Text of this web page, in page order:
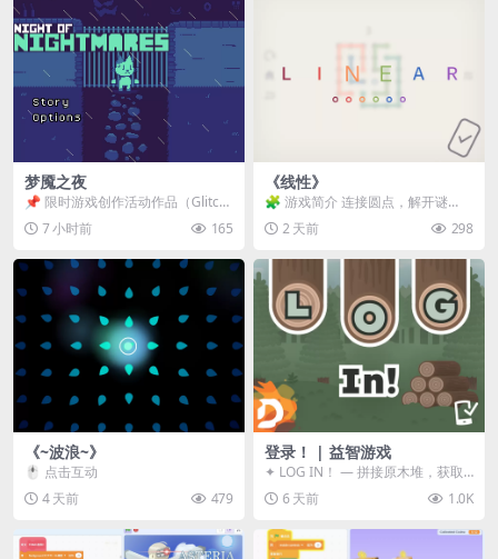
梦魇之夜
📌 限时游戏创作活动作品（Glitch
Game Jam） 📖 故事背景 怪物四...
7 小时前 165
《线性》
🧩 游戏简介 连接圆点，解开谜
题。 ⚠️ 重要提示 所有关卡均可通
关，请确保使用...
2 天前 298
《~波浪~》
🖱️ 点击互动
4 天前
479
登录！ | 益智游戏
✦ LOG IN！ — 拼接原木堆，获取
分数！ ᑕ☲◎ ᑕ☲◎ ᑕ☲◎ ᑕ☲◎ ...
6 天前 1.0K